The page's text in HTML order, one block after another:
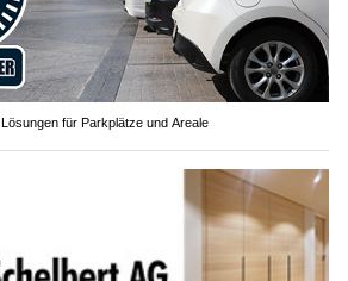
für Parkplätze und Areale